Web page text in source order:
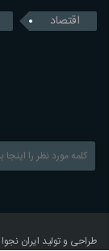
اقتصاد
طراحی و تولید ایران نجوا